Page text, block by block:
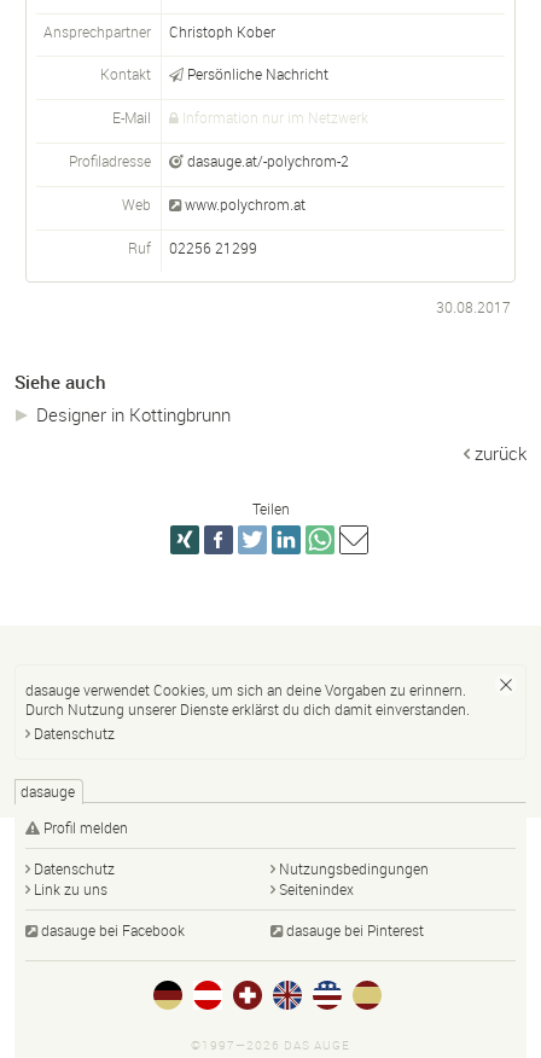
Ansprechpartner Christoph Kober
Kontakt Persönliche Nachricht
E-Mail Information nur im Netzwerk
Profiladresse dasauge.at/-polychrom-2
Web www.polychrom.at
Ruf 02256 21299
30.08.2017
Siehe auch
Designer in Kottingbrunn
zurück
Teilen
dasauge verwendet Cookies, um sich an deine Vorgaben zu erinnern.
Durch Nutzung unserer Dienste erklärst du dich damit einverstanden.
Datenschutz
dasauge
Profil melden
Datenschutz
Nutzungsbedingungen
Link zu uns
Seitenindex
dasauge bei Facebook dasauge bei Pinterest
©1997—2026 DAS AUGE